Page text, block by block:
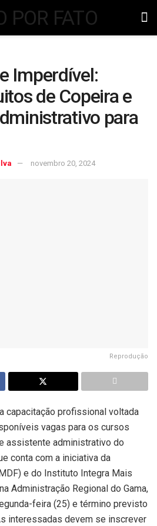
Imperdível:
de Copeira e
para
novembro 20, 2024
Reprodução
capacitação profissional voltada
vagas para os cursos
assistente administrativo do
conta com a iniciativa da
e do Instituto Integra Mais
Administração Regional do Gama,
feira (25) e término previsto
interessadas devem se inscrever